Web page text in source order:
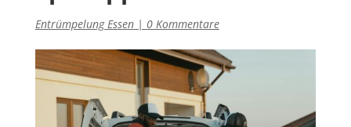
Entrümpelung Essen| 0 Kommentare